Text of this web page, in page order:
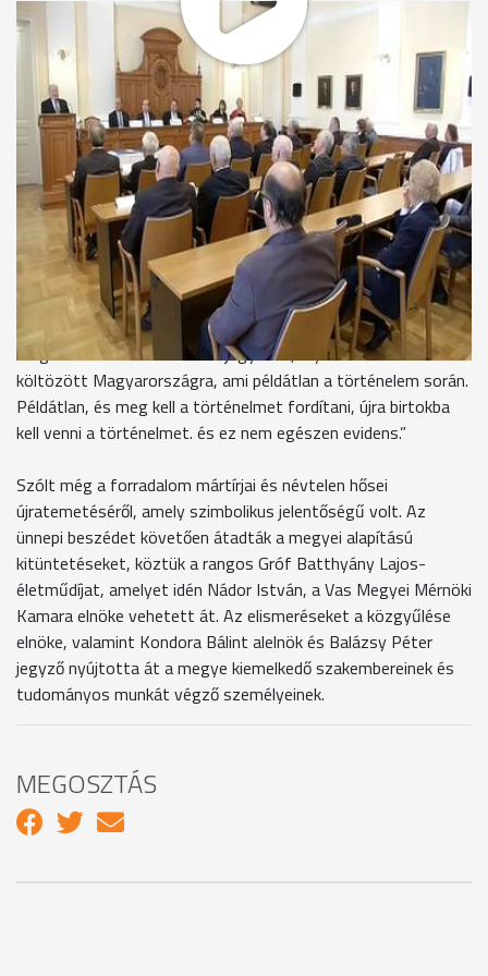
Az 1956-os forradalom és szabadságharc 62. évfordulója
alkalmából Majthényi László, a megyei közgyűlés elnöke
köszöntötte az ünnepség résztvevőit, majd Alexa Károly
mondott személyes hangú beszédet. A József Attila-díjas
irodalomtörténész gyerekkori emlékeit felidézve utalt a
történelem fordulópontjaira, a Rákosi-korszakot jellemző
csendre, az 1956-os fellélegzésre, és arra, ami ezután
következett.
Alexa Károly - irodalomtörténész
“A másik fajta csönd, amire emlékszünk valamennyien,
korosabb emberek, hogy egy híres Bereményi-filmnek a címe,
hogy Megáll az idő. Valóban 56-ban az idő megállt,
megállították. A csöndnek a jegyében, olyan amnézia
költözött Magyarországra, ami példátlan a történelem során.
Példátlan, és meg kell a történelmet fordítani, újra birtokba
kell venni a történelmet. és ez nem egészen evidens.”
Szólt még a forradalom mártírjai és névtelen hősei
újratemetéséről, amely szimbolikus jelentőségű volt. Az
ünnepi beszédet követően átadták a megyei alapítású
kitüntetéseket, köztük a rangos Gróf Batthyány Lajos-
életműdíjat, amelyet idén Nádor István, a Vas Megyei Mérnöki
Kamara elnöke vehetett át. Az elismeréseket a közgyűlése
elnöke, valamint Kondora Bálint alelnök és Balázsy Péter
jegyző nyújtotta át a megye kiemelkedő szakembereinek és
tudományos munkát végző személyeinek.
MEGOSZTÁS